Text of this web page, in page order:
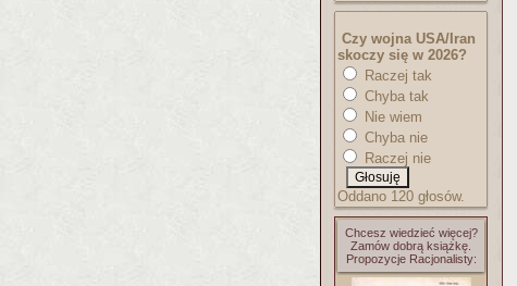
Czy wojna USA/Iran
skoczy się w 2026?
Raczej tak
Chyba tak
Nie wiem
Chyba nie
Raczej nie
Oddano 120 głosów.
Chcesz wiedzieć więcej?
Zamów dobrą książkę.
Propozycje Racjonalisty: